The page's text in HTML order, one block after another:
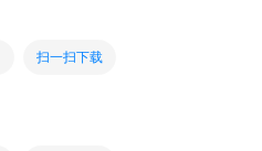
扫一扫下载